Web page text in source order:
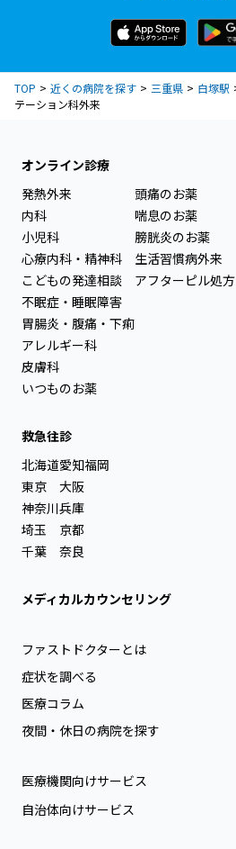
TOP 近くの病院を探す 三重県 白塚駅
テーション科外来
オンライン診療
発熱外来
内科
小児科
心療内科・精神科
こどもの発達相談
不眠症・睡眠障害
胃腸炎・腹痛・下痢
アレルギー科
皮膚科
いつものお薬
頭痛のお薬
喘息のお薬
膀胱炎のお薬
生活習慣病外来
アフターピル処方
救急往診
北海道
東京
神奈川
埼玉
千葉
愛知
大阪
兵庫
京都
奈良
福岡
メディカルカウンセリング
ファストドクターとは
症状を調べる
医療コラム
夜間・休日の病院を探す
医療機関向けサービス
自治体向けサービス